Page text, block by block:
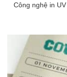
Công nghệ in